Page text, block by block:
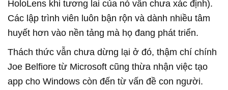
HoloLens khi tương lai của nó vẫn chưa xác định).
Các lập trình viên luôn bận rộn và dành nhiều tâm
huyết hơn vào nền tảng mà họ đang phát triển.
Thách thức vẫn chưa dừng lại ở đó, thậm chí chính
Joe Belfiore từ Microsoft cũng thừa nhận việc tạo
app cho Windows còn đến từ vấn đề con người.